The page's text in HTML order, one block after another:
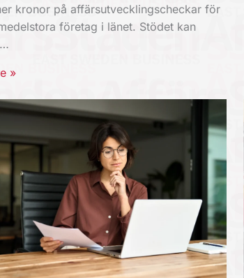
kronor på affärsutvecklingscheckar för
företag i länet. Stödet kan
»